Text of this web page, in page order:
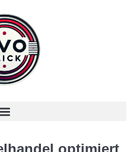
optimiert